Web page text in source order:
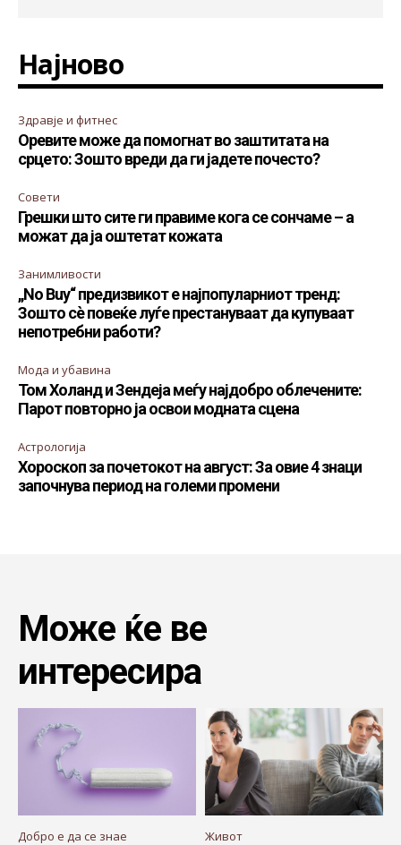
Најново
Здравје и фитнес
Оревите може да помогнат во заштитата на
срцето: Зошто вреди да ги јадете почесто?
Совети
Грешки што сите ги правиме кога се сончаме – а
можат да ја оштетат кожата
Занимливости
„No Buy“ предизвикот е најпопуларниот тренд:
Зошто сè повеќе луѓе престануваат да купуваат
непотребни работи?
Мода и убавина
Том Холанд и Зендеја меѓу најдобро облечените:
Парот повторно ја освои модната сцена
Астрологија
Хороскоп за почетокот на август: За овие 4 знаци
започнува период на големи промени
Може ќе ве
интересира
Добро е да се знае Живот